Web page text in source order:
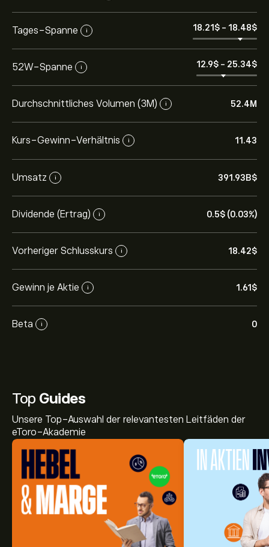
Tages-Spanne i 18.21‎$‎ - 18.48‎$‎
52W-Spanne i 12.9‎$‎ - 25.34‎$‎
Durchschnittliches Volumen (3M) i 52.4M
Kurs-Gewinn-Verhältnis i 11.43
Umsatz i 391.93B‎$‎
Dividende (Ertrag) i 0.5‎$‎ (0.03%)
Vorheriger Schlusskurs i 18.42‎$‎
Gewinn je Aktie i 1.61‎$‎
Beta i 0
Top Guides
Unsere Top-Auswahl der relevantesten Leitfäden der
eToro-Akademie